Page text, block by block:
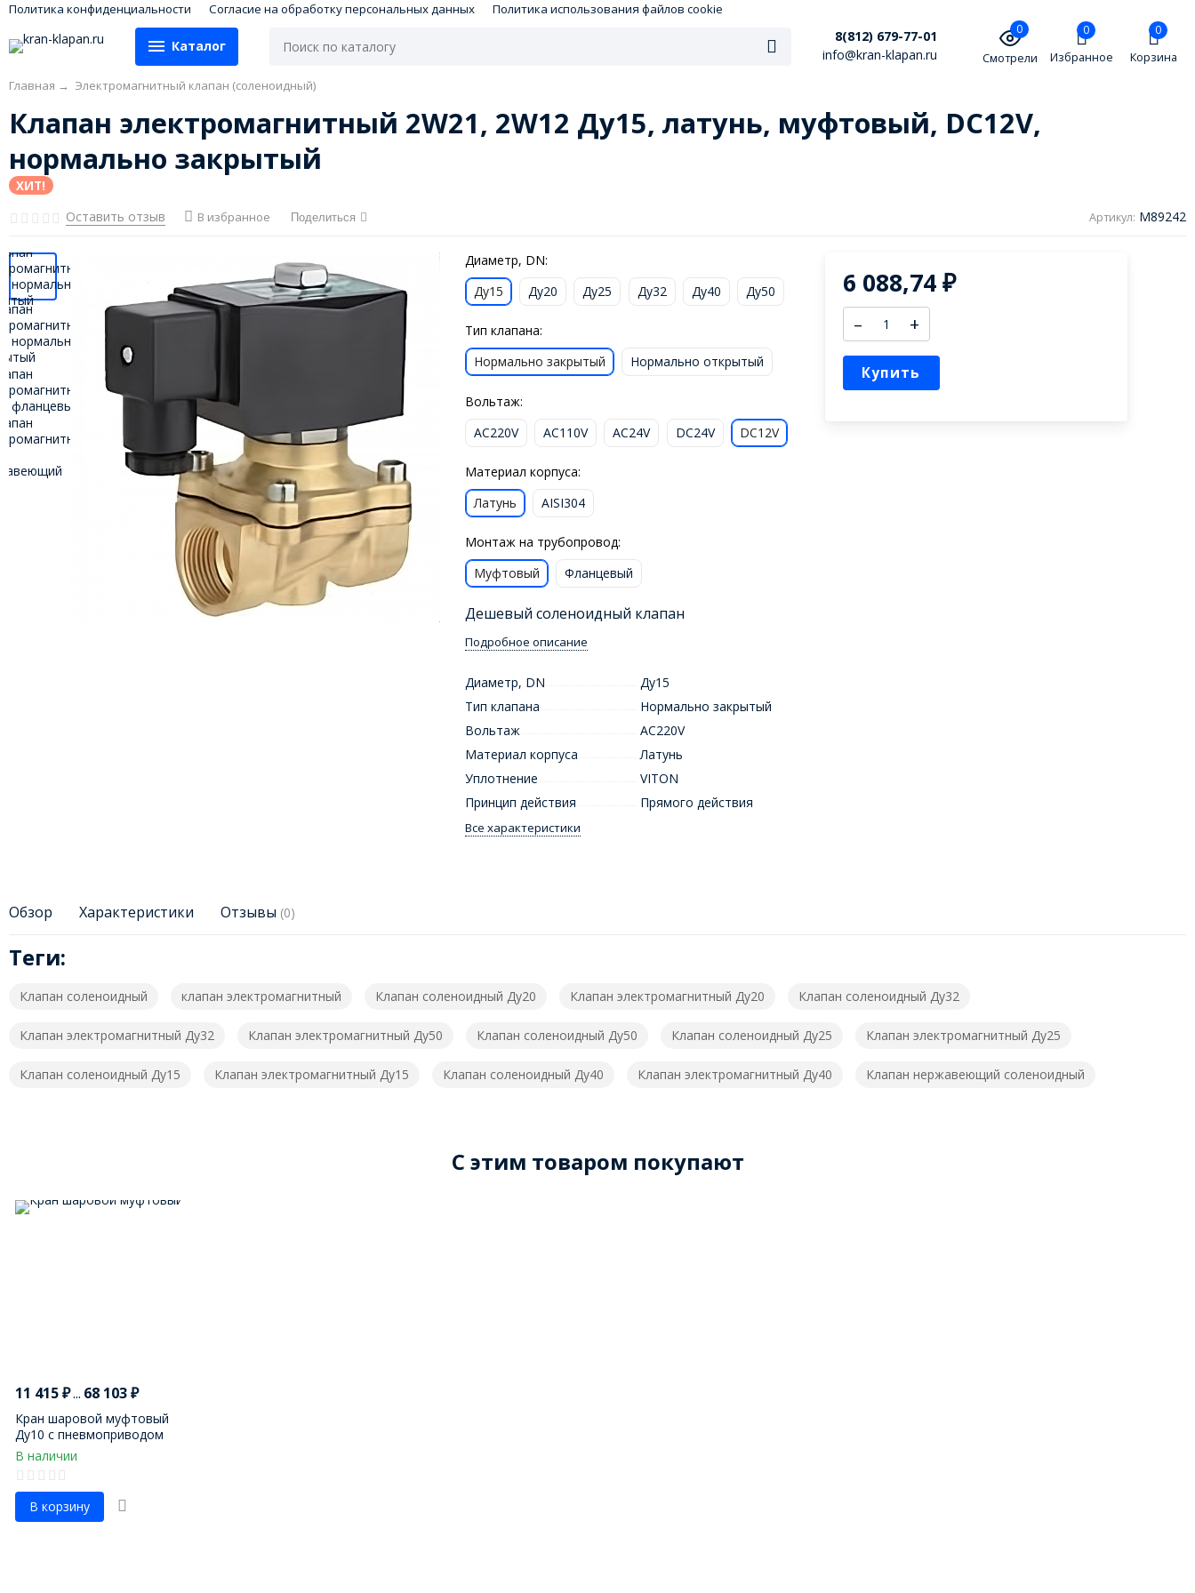
Политика конфиденциальности Согласие на обработку персональных данных Политика использования файлов cookie
Каталог
8(812) 679-77-01
info@kran-klapan.ru
0
Смотрели
0
Избранное
0
Корзина
Главная → Электромагнитный клапан (соленоидный)
Клапан электромагнитный 2W21, 2W12 Ду15, латунь, муфтовый, DC12V,
нормально закрытый
ХИТ!
Оставить отзыв В избранное Поделиться Артикул: M89242
Диаметр, DN:
Ду15
Ду20 Ду25 Ду32 Ду40 Ду50
Тип клапана:
Нормально закрытый
Нормально открытый
Вольтаж:
AC220V
AC110V AC24V DC24V DC12V
Материал корпуса:
Латунь
AISI304
Монтаж на трубопровод:
Муфтовый
Фланцевый
Дешевый соленоидный клапан
Подробное описание
Диаметр, DN
Ду15
Тип клапана
Нормально закрытый
Вольтаж
AC220V
Материал корпуса
Латунь
Уплотнение
VITON
Принцип действия
Прямого действия
Все характеристики
6 088,74₽
– +
Купить
Обзор Характеристики Отзывы (0)
Теги:
Клапан соленоидный клапан электромагнитный Клапан соленоидный Ду20 Клапан электромагнитный Ду20 Клапан соленоидный Ду32
Клапан электромагнитный Ду32 Клапан электромагнитный Ду50 Клапан соленоидный Ду50 Клапан соленоидный Ду25 Клапан электромагнитный Ду25
Клапан соленоидный Ду15 Клапан электромагнитный Ду15 Клапан соленоидный Ду40 Клапан электромагнитный Ду40 Клапан нержавеющий соленоидный
C этим товаром покупают
11 415₽... 68 103₽
Кран шаровой муфтовый
Ду10 с пневмоприводом
В наличии
В корзину